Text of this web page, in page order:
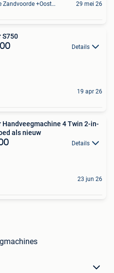
Oostende Zandvoorde +Oostende 29 mei 26
S750
Details
19 apr 26
Handveegmachine 4 Twin 2-in-
als nieuw
Details
23 jun 26